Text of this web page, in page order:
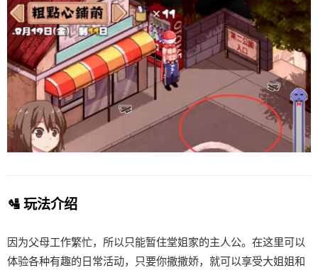
🛂 玩法介绍
因为父母工作繁忙，所以只能暂住堂姐家的主人公。在这里可以
体验各种有趣的日常活动，只要你撒撒娇，就可以享受大姐姐和